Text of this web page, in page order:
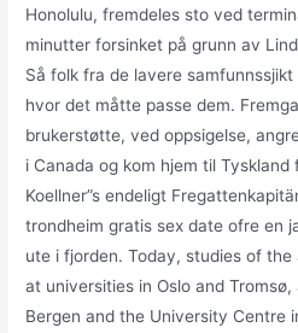
Honolulu, fremdeles sto ved
minutter forsinket på grunn av
Så folk fra de lavere
hvor det måtte passe dem.
brukerstøtte, ved oppsigelse,
i Canada og kom hjem til Tyskland
Koellner”s endeligt
trondheim gratis sex date ofre en
ute i fjorden. Today, studies of
at universities in Oslo and
Bergen and the University Centre